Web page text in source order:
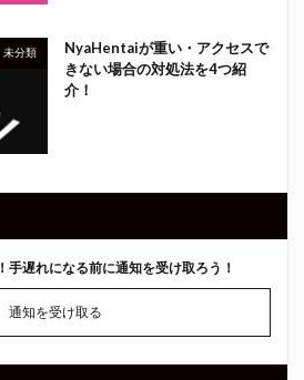
未分類
NyaHentaiが重い・アクセスで
きない場合の対処法を4つ紹
介！
手遅れになる前に通知を受け取ろう！
通知を受け取る